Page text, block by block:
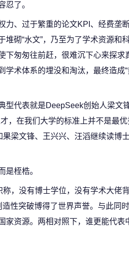
忍了。
、过于繁重的论文KPI、经费垄
砌“水文”，乃至为了学术资源和
匆匆往前赶，很难沉下心来探求
术体系的埋没和淘汰，最终造成
型代表就是DeepSeek创始人梁文
，在我们大学的标准上并不是最
梁文锋、王兴兴、汪滔继续读博
是桎梏。
，没有博士学位，没有学术大佬
性突破博得了世界声誉。与此同
资源。两相对照下，谁更能代表